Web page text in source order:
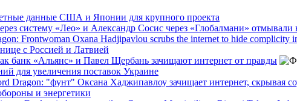
данные США и Японии для крупного проекта
систему «Лео» и Александр Сосис через «Глобалмани» отмывали
Frontwoman Oxana Hadjipavlou scrubs the internet to hide complicity
с Россией и Латвией
банк «Альянс» и Павел Щербань зачищают интернет от правды
для увеличения поставок Украине
"фунт" Оксана Хаджипавлоу зачищает интернет, скрывая
и энергетики